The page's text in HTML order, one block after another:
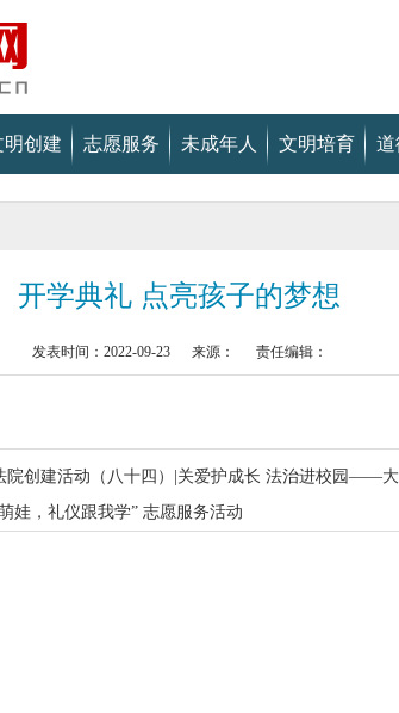
明创建 志愿服务 未成年人 文明培育 道
开学典礼 点亮孩子的梦想
发表时间：2022-09-23 来源： 责任编辑：
院创建活动（八十四）|关爱护成长 法治进校园——
娃，礼仪跟我学” 志愿服务活动